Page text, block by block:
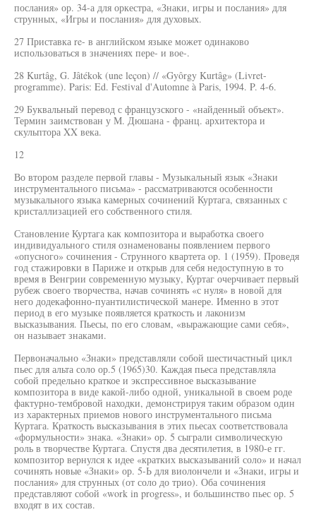
послания» ор. 34-а для оркестра, «Знаки, игры и послания» для
струнных, «Игры и послания» для духовых.
27 Приставка re- в английском языке может одинаково
использоваться в значениях пере- и вое-.
28 Kurtâg, G. Jâtékok (une leçon) // «Gyôrgy Kurtâg» (Livret-
programme). Paris: Ed. Festival d'Automne à Paris, 1994. P. 4-6.
29 Буквальный перевод с французского - «найденный объект».
Термин заимствован у М. Дюшана - франц. архитектора и
скульптора XX века.
12
Во втором разделе первой главы - Музыкальный язык «Знаки
инструментального письма» - рассматриваются особенности
музыкального языка камерных сочинений Куртага, связанных с
кристаллизацией его собственного стиля.
Становление Куртага как композитора и выработка своего
индивидуального стиля ознаменованы появлением первого
«опусного» сочинения - Струнного квартета op. 1 (1959). Проведя
год стажировки в Париже и открыв для себя недоступную в то
время в Венгрии современную музыку, Куртаг очерчивает первый
рубеж своего творчества, начав сочинять «с нуля» в новой для
него додекафонно-пуантилистической манере. Именно в этот
период в его музыке появляется краткость и лаконизм
высказывания. Пьесы, по его словам, «выражающие сами себя»,
он называет знаками.
Первоначально «Знаки» представляли собой шестичастный цикл
пьес для альта соло ор.5 (1965)30. Каждая пьеса представляла
собой предельно краткое и экспрессивное высказывание
композитора в виде какой-либо одной, уникальной в своем роде
фактурно-тембровой находки, демонстрируя таким образом один
из характерных приемов нового инструментального письма
Куртага. Краткость высказывания в этих пьесах соответствовала
«формульности» знака. «Знаки» ор. 5 сыграли символическую
роль в творчестве Куртага. Спустя два десятилетия, в 1980-е гг.
композитор вернулся к идее «кратких высказываний соло» и начал
сочинять новые «Знаки» ор. 5-Ь для виолончели и «Знаки, игры и
послания» для струнных (от соло до трио). Оба сочинения
представляют собой «work in progress», и большинство пьес ор. 5
входят в их состав.